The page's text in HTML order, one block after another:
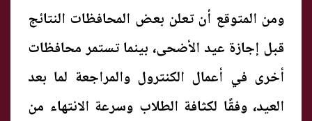
ومن المتوقع أن تعلن بعض المحافظات النتائج
قبل إجازة عيد الأضحى، بينما تستمر محافظات
أخرى في أعمال الكنترول والمراجعة لما بعد
العيد، وفقًا لكثافة الطلاب وسرعة الانتهاء من